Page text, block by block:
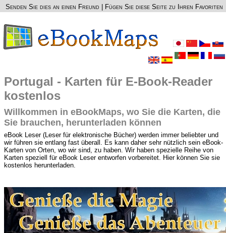
Senden Sie dies an einen Freund Fügen Sie diese Seite zu Ihren Favoriten
Portugal - Karten für E-Book-Reader
kostenlos
Willkommen in eBookMaps, wo Sie die Karten, die
Sie brauchen, herunterladen können
eBook Leser (Leser für elektronische Bücher) werden immer beliebter und
wir führen sie entlang fast überall. Es kann daher sehr nützlich sein eBook-
Karten von Orten, wo wir sind, zu haben. Wir haben spezielle Reihe von
Karten speziell für eBook Leser entworfen vorbereitet. Hier können Sie sie
kostenlos herunterladen.